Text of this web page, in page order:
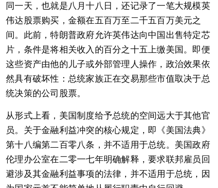
同一天，也就是八月十八日，还记录了一笔大规模英
伟达股票购买，金额在五百万至二千五百万美元之
间。此前，特朗普政府允许英伟达向中国出售特定芯
片，条件是将相关收入的百分之十五上缴美国。即便
这些资产由他的儿子或外部管理人操作，政治效果依
然具有破坏性：总统家族正在交易那些市值取决于总
统决策的公司股票。
从形式上看，美国制度给予总统的空间远大于其他官
员。关于金融利益冲突的核心规定，即《美国法典》
第十八编第二百零八条，并不适用于总统。美国政府
伦理办公室在二零一七年明确解释，要求联邦雇员回
避涉及其金融利益事项的法律，并不适用于总统，因